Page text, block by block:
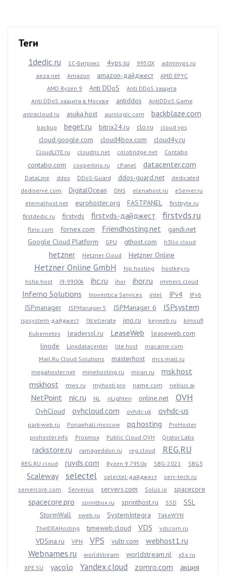
Теги
1dedic.ru 1С-Битрикс 4vps.su 9950X
adminvps.ru
aeza.net
Amazon amazon-дайджест
AMD EPYC
AMD Ryzen 9
Anti DDoS
Anti DDoS защита
Anti DDoS защита в Москве
antiddos
AntiDDoS Game
astracloud.ru
asuka.host aurologic.com backblaze.com
backup beget.ru bitrix24.ru clo.ru cloud vps
cloud.google.com cloud4box.com cloud4y.ru
CloudLITE.ru cloudns.net colobridge.net Contabo
contabo.com coopertino.ru cPanel datacenter.com
DataLine ddos DDoS-Guard ddos-guard.net
dedicated
dediserve.com
DigitalOcean DNS elenahost.ru
eServer.ru
eternalhost.net
eurohoster.org FASTPANEL
firstbyte.ru
firstdedic.ru
firstvds firstvds-дайджест firstvds.ru
fleio.com fornex.com Friendhosting.net
gandi.net
Google Cloud Platform
GPU gthost.com h3llo.cloud
hetzner Hetzner Cloud Hetzner Online
Hetzner Online GmbH hip.hosting
hostkey.ru
hshp.host
i9-9900k ihc.ru ihor ihor.ru immers.cloud
Inferno Solutions Inoventica Services intel IPv4 IPv6
ISPmanager ISPManager 5 ISPManager 6 ISPsystem
ispsystem-дайджест IXcellerate jino.ru keyweb.ru
kimsufi
Kubernetes
leaderssl.ru LeaseWeb
leaseweb.com
linode
Linxdatacenter lite.host
macarne.com
Mail.Ru Cloud Solutions
masterhost
mcs.mail.ru
megahoster.net
minehosting.ru miran.ru
msk.host
mskhost
mws.ru myhosti.pro name.com nebius.ai
NetPoint nic.ru NL nLighten online.net OVH
OvhCloud ovhcloud.com ovhdc-uk ovhdc-us
park-web.ru Ponaehali.moscow pq.hosting
ProHoster
prohoster.info
Proxmox Public Cloud OVH Qrator Labs
rackstore.ru ramageddon.ru reg.cloud REG.RU
REG.RU cloud ruvds.com Ryzen 9 7950x SBG-2021 SBG3
Scaleway selectel selectel-дайджест
serv-tech.ru
servercore.com
Serverius servers.com Solus.io spacecore
spacecore.pro sprintbox.ru sprinthost.ru SSD
SSL
StormWall
sweb.ru SystemIntegra
TakeWYN
TheIDEAHosting
timeweb.cloud VDS vdscom.ru
VDSina.ru VPN VPS vultr.com webhost1.ru
Webnames.ru worldstream worldstream.nl
x5x.ru
XPE.SU
yacolo Yandex.cloud zomro.com акция